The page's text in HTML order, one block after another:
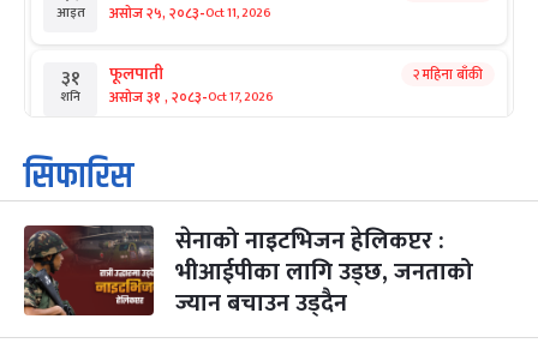
आइत असोज २५, २०८३-Oct 11, 2026
३१
शनि
फूलपाती
असोज ३१ , २०८३-Oct 17, 2026
२ महिना बाँकी
१
आइत
कार्तिक सङ्क्रान्ति
कार्तिक १, २०८३
३
मंगल
महानवमी
कार्तिक ३, २०८३-Oct 20, 2026
२ महिना बाँकी
४
सिफारिस
सेनाको नाइटभिजन हेलिकप्टर :
भीआईपीका लागि उड्छ, जनताको
ज्यान बचाउन उड्दैन